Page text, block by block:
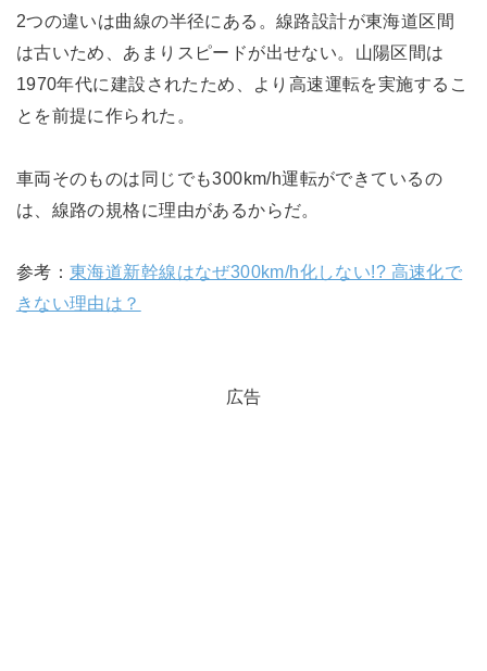
2つの違いは曲線の半径にある。線路設計が東海道区間
は古いため、あまりスピードが出せない。山陽区間は
1970年代に建設されたため、より高速運転を実施するこ
とを前提に作られた。
車両そのものは同じでも300km/h運転ができているの
は、線路の規格に理由があるからだ。
参考：東海道新幹線はなぜ300km/h化しない!? 高速化で
きない理由は？
広告